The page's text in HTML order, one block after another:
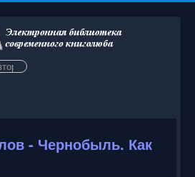
- Чернобыль. Как